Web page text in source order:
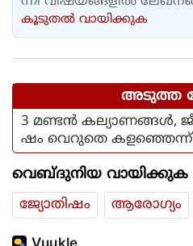
കൂടുതല്‍ വായിക്കുക
അടുത്ത
3 മണ്ടൻ കല്യാണങ്ങൾ,
ഷം വെറുതെ കളഞ്ഞെന്ന്
വെബ്ദുനിയ വായിക്കുക
ജ്യോതിഷം
ആരോഗ്യം